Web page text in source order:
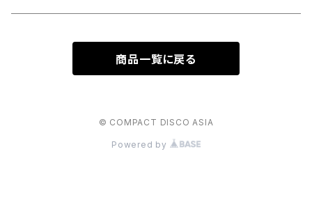
商品一覧に戻る
© COMPACT DISCO ASIA
Powered by